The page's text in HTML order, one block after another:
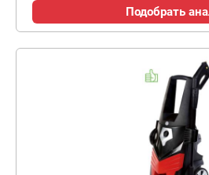
Подобрать